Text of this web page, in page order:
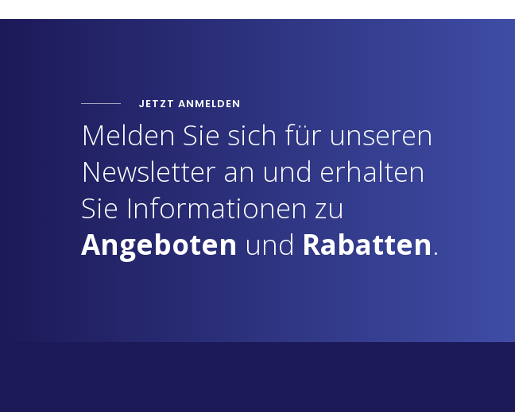
JETZT ANMELDEN
Melden Sie sich für unseren
Newsletter an und erhalten
Sie Informationen zu
Angeboten und Rabatten.